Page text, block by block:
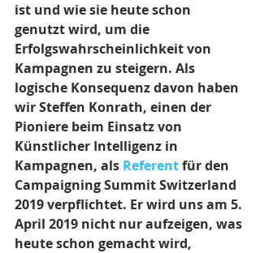
ist und wie sie heute schon
genutzt wird, um die
Erfolgswahrscheinlichkeit von
Kampagnen zu steigern. Als
logische Konsequenz davon haben
wir Steffen Konrath, einen der
Pioniere beim Einsatz von
Künstlicher Intelligenz in
Kampagnen, als Referent für den
Campaigning Summit Switzerland
2019 verpflichtet. Er wird uns am 5.
April 2019 nicht nur aufzeigen, was
heute schon gemacht wird,